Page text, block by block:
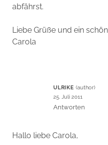
abfährst.
Liebe Grüße und ein
Carola
ULRIKE
25. Juli 2011
Antworten
Hallo liebe Carola,